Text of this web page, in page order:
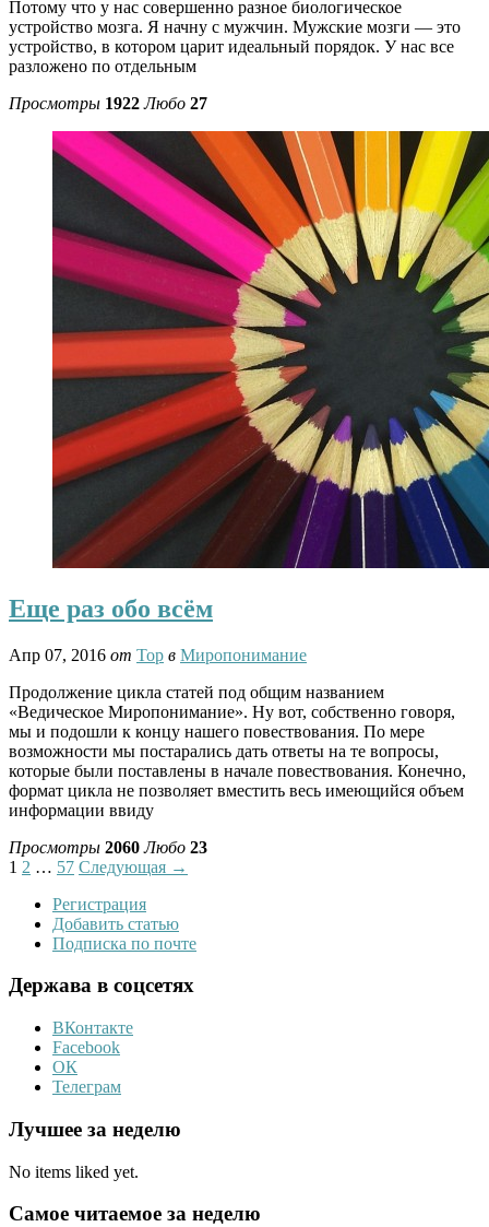
Потому что у нас совершенно разное биологическое
устройство мозга. Я начну с мужчин. Мужские мозги — это
устройство, в котором царит идеальный порядок. У нас все
разложено по отдельным
Просмотры 1922 Любо 27
Еще раз обо всём
Апр 07, 2016 от Тор в Миропонимание
Продолжение цикла статей под общим названием
«Ведическое Миропонимание». Ну вот, собственно говоря,
мы и подошли к концу нашего повествования. По мере
возможности мы постарались дать ответы на те вопросы,
которые были поставлены в начале повествования. Конечно,
формат цикла не позволяет вместить весь имеющийся объем
информации ввиду
Просмотры 2060 Любо 23
1 2 … 57 Следующая →
Регистрация
Добавить статью
Подписка по почте
Держава в соцсетях
ВКонтакте
Facebook
ОК
Телеграм
Лучшее за неделю
No items liked yet.
Самое читаемое за неделю